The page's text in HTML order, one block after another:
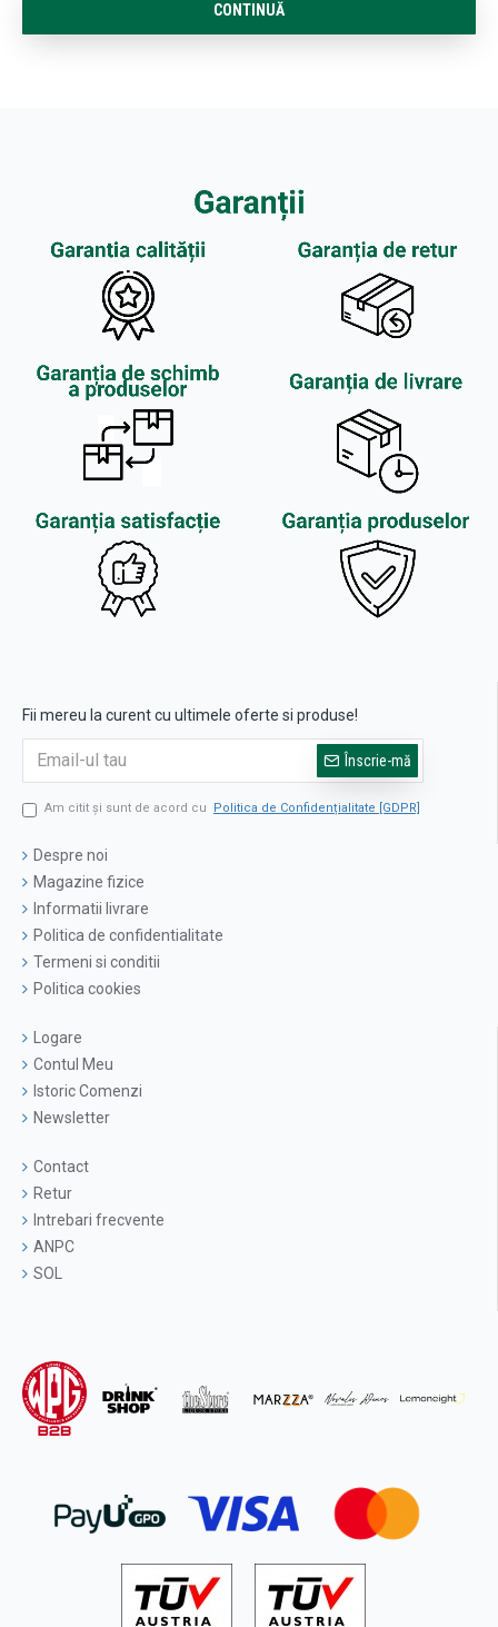
CONTINUĂ
Fii mereu la curent cu ultimele oferte si produse!
Înscrie-mă
Am citit şi sunt de acord cu Politica de Confidențialitate [GDPR]
Despre noi
Magazine fizice
Informatii livrare
Politica de confidentialitate
Termeni si conditii
Politica cookies
Logare
Contul Meu
Istoric Comenzi
Newsletter
Contact
Retur
Intrebari frecvente
ANPC
SOL